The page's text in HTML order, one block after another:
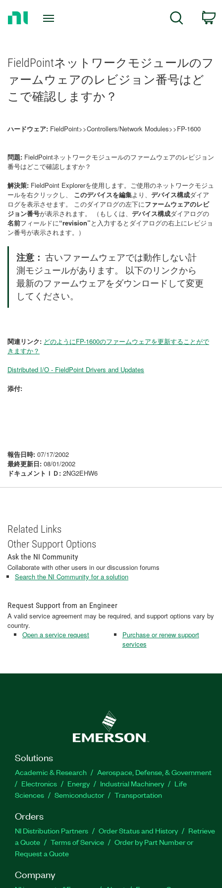
Search
FieldPointネットワークモジュールのフ
ァームウェアのレビジョン番号はど
こで確認しますか？
ハードウェア: FieldPoint>>Controllers/Network Modules>>FP-1600
問題: FieldPointネットワークモジュールのファームウェアのレビジョン
番号はどこで確認しますか？
解決策: FieldPoint Explorerを使用します。ご使用のネットワークモジュ
ールを右クリックし、 このデバイスを編集より、 デバイス構成ダイア
ログを表示させます。 このダイアログの左下にファームウェアのレビ
ジョン番号が表示されます。 （もしくは、 デバイス構成ダイアログの
名前フィールドに“revision”と入力するとダイアログの右上にレビジョ
ン番号が表示されます。）
注意： 古いファームウェアでは動作しない計
測モジュールがあります。 以下のリンクから
最新のファームウェアをダウンロードして変更
してください。
関連リンク: どのようにFP-1600のファームウェアを更新することがで
きますか？
Distributed I/O - FieldPoint Drivers and Updates
添付:
報告日時: 07/17/2002
最終更新日: 08/01/2002
ドキュメントＩＤ: 2NG2EHW6
Related Links
Other Support Options
Ask the NI Community
Collaborate with other users in our discussion forums
Search the NI Community for a solution
Request Support from an Engineer
A valid service agreement may be required, and support options vary by
country.
Open a service request
Purchase or renew support
services
Solutions
Academic & Research
Aerospace, Defense, & Government
Electronics
Energy Industrial Machinery
Life
Sciences
Semiconductor Transportation
Orders
NI Distribution Partners Order Status and History
Retrieve
a Quote
Terms of Service
Order by Part Number or
Request a Quote
Company